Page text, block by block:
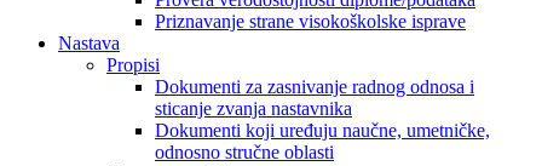
Priznavanje strane visokoškolske isprave
Nastava
Propisi
Dokumenti za zasnivanje radnog odnosa i
sticanje zvanja nastavnika
Dokumenti koji uređuju naučne, umetničke,
odnosno stručne oblasti